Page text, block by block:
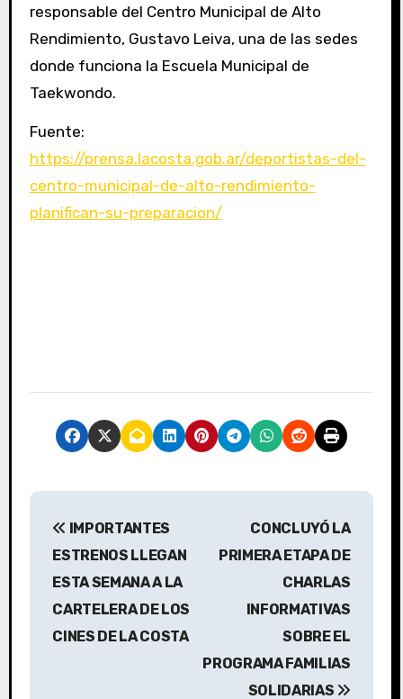
responsable del Centro Municipal de Alto
Rendimiento, Gustavo Leiva, una de las sedes
donde funciona la Escuela Municipal de
Taekwondo.
Fuente:
https://prensa.lacosta.gob.ar/deportistas-del-
centro-municipal-de-alto-rendimiento-
planifican-su-preparacion/
N
IMPORTANTES
ESTRENOS LLEGAN
ESTA SEMANA A LA
CARTELERA DE LOS
CINES DE LA COSTA
CONCLUYÓ LA
PRIMERA ETAPA DE
CHARLAS
INFORMATIVAS
SOBRE EL
PROGRAMA FAMILIAS
SOLIDARIAS